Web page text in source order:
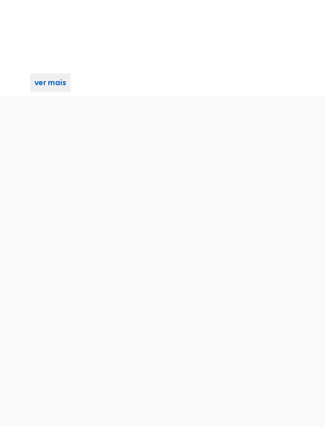
ver mais